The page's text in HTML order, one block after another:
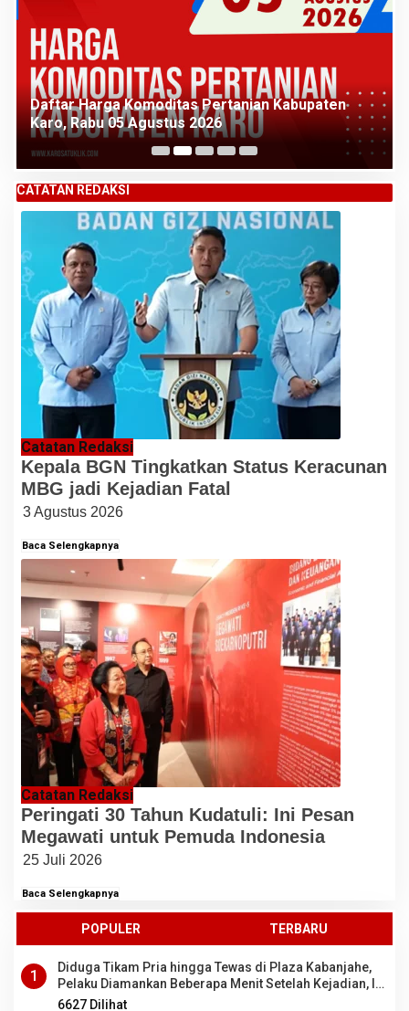
Daftar Harga Komoditas Pertanian Kabupaten
Karo, Rabu 05 Agustus 2026
CATATAN REDAKSI
Catatan Redaksi
Kepala BGN Tingkatkan Status Keracunan
MBG jadi Kejadian Fatal
3 Agustus 2026
Baca Selengkapnya
Catatan Redaksi
Peringati 30 Tahun Kudatuli: Ini Pesan
Megawati untuk Pemuda Indonesia
25 Juli 2026
Baca Selengkapnya
POPULER TERBARU
1
Diduga Tikam Pria hingga Tewas di Plaza Kabanjahe,
Pelaku Diamankan Beberapa Menit Setelah Kejadian, Ini
Motifnya
6627 Dilihat